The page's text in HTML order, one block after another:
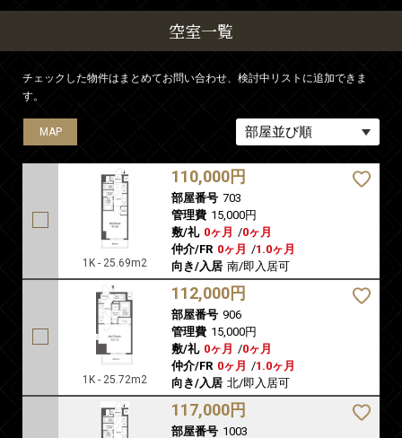
空室一覧
チェックした物件はまとめてお問い合わせ、検討中リストに追加できま
す。
MAP
1K - 25.69m2
110,000円
部屋番号 703
管理費 15,000円
敷/礼 0ヶ月 /0ヶ月
仲介/FR 0ヶ月 /1.0ヶ月
向き/入居 南/即入居可
MAP
1K - 25.72m2
112,000円
部屋番号 906
管理費 15,000円
敷/礼 0ヶ月 /0ヶ月
仲介/FR 0ヶ月 /1.0ヶ月
向き/入居 北/即入居可
MAP
117,000円
部屋番号 1003